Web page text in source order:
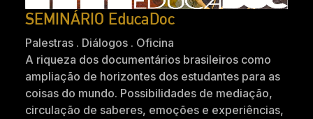
SEMINÁRIO EducaDoc
Palestras . Diálogos . Oficina
A riqueza dos documentários brasileiros como
ampliação de horizontes dos estudantes para as
coisas do mundo. Possibilidades de mediação,
circulação de saberes, emoções e experiências,